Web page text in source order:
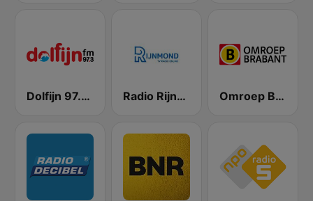
Dolfijn 97.3 FM Radio Rijnmond FM 93.4 Omroep Brabant